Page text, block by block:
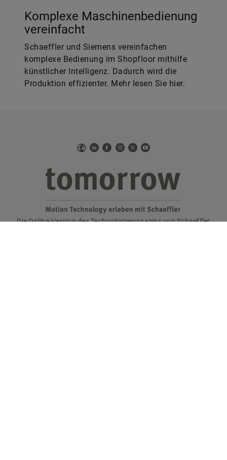
Komplexe Maschinenbedienung
vereinfacht
Schaeffler und Siemens vereinfachen
komplexe Bedienung im Shopfloor mithilfe
künstlicher Intelligenz. Dadurch wird die
Produktion effizienter. Mehr lesen Sie hier.
WebLinkedIn
Facebook
Instagram
X YouTube
tomorrow
Die Online-Version des Technologiemagazins von Schaeffler